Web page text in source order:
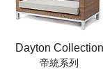
Dayton Collection
帝統系列